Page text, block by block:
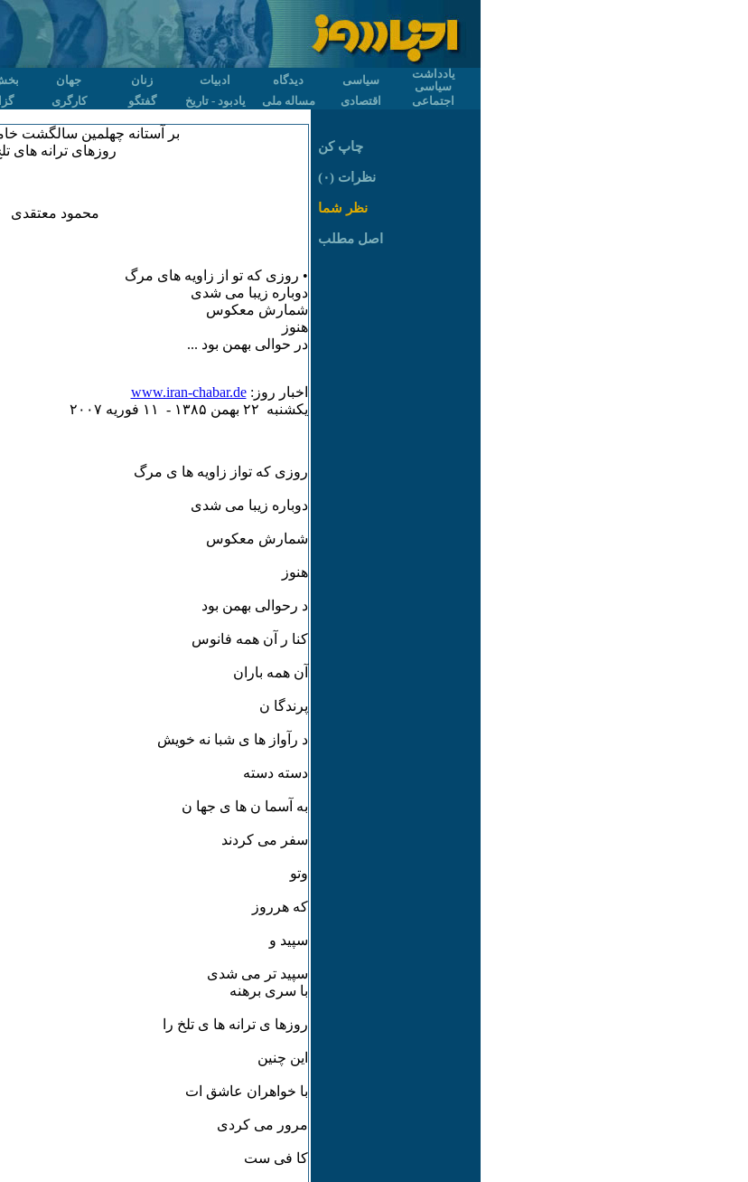
یادداشت
سیاسی
سیاسی دیدگاه ادبیات زنان جهان
اجتماعی
اقتصادی مساله ملی یادبود - تاریخ گفتگو کارگری
بر آستانه چهلمین سالگشت
روزهای ترانه های
محمود معتقدی
• روزی که تو از زاویه های مرگ
دوباره زیبا می شدی
شمارش معکوس
هنوز
در حوالی بهمن بود ...
اخبار روز:www.iran-chabar.de
يکشنبه ۲۲ بهمن ۱٣٨۵ - ۱۱ فوريه ۲۰۰۷
روزی که تواز زاویه ها ی مرگ
دوباره زیبا می شدی
شمارش معکوس
هنوز
د رحوالی بهمن بود
کنا ر آن همه فانوس
آن همه باران
پرندگا ن
د رآواز ها ی شبا نه خویش
دسته دسته
به آسما ن ها ی جها ن
سفر می کردند
وتو
که هرروز
سپید و
سپید تر می شدی
با سری برهنه
روزها ی ترانه ها ی تلخ را
این چنین
با خواهران عاشق ات
مرور می کردی
کا فی ست
چاپ کن
نظرات (۰)
نظر شما
اصل مطلب